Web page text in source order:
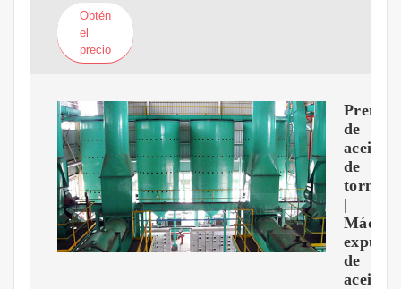
Obtén
el
precio
Prensa
de
aceite
de
tornillo
|
de
aceite